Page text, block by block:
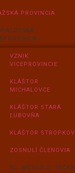
PROVINCIA
VZNIK
VICEPROVINCIE
KLÁŠTOR
MICHALOVCE
KLÁŠTOR STARÁ
ĽUBOVŇA
KLÁŠTOR STROPKOV
ZOSNULÍ ČLENOVIA
BL. METOD D. TRČKA